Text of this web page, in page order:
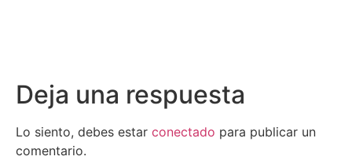
Deja una respuesta
Lo siento, debes estar conectado para publicar un
comentario.